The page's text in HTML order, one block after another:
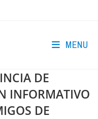
MENU
DE
INFORMATIVO
DE